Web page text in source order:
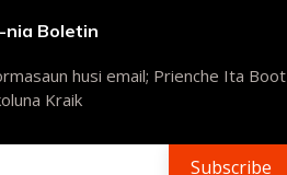
nia Boletin
husi email; Prienche Ita Boot
Kraik